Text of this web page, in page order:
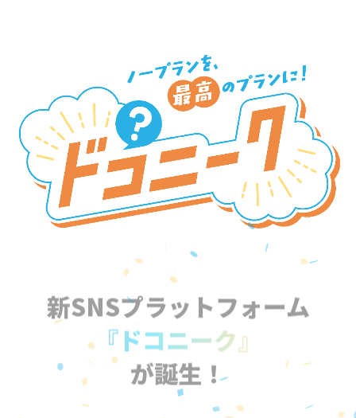
新SNSプラットフォーム
『ドコニーク』
が誕生！